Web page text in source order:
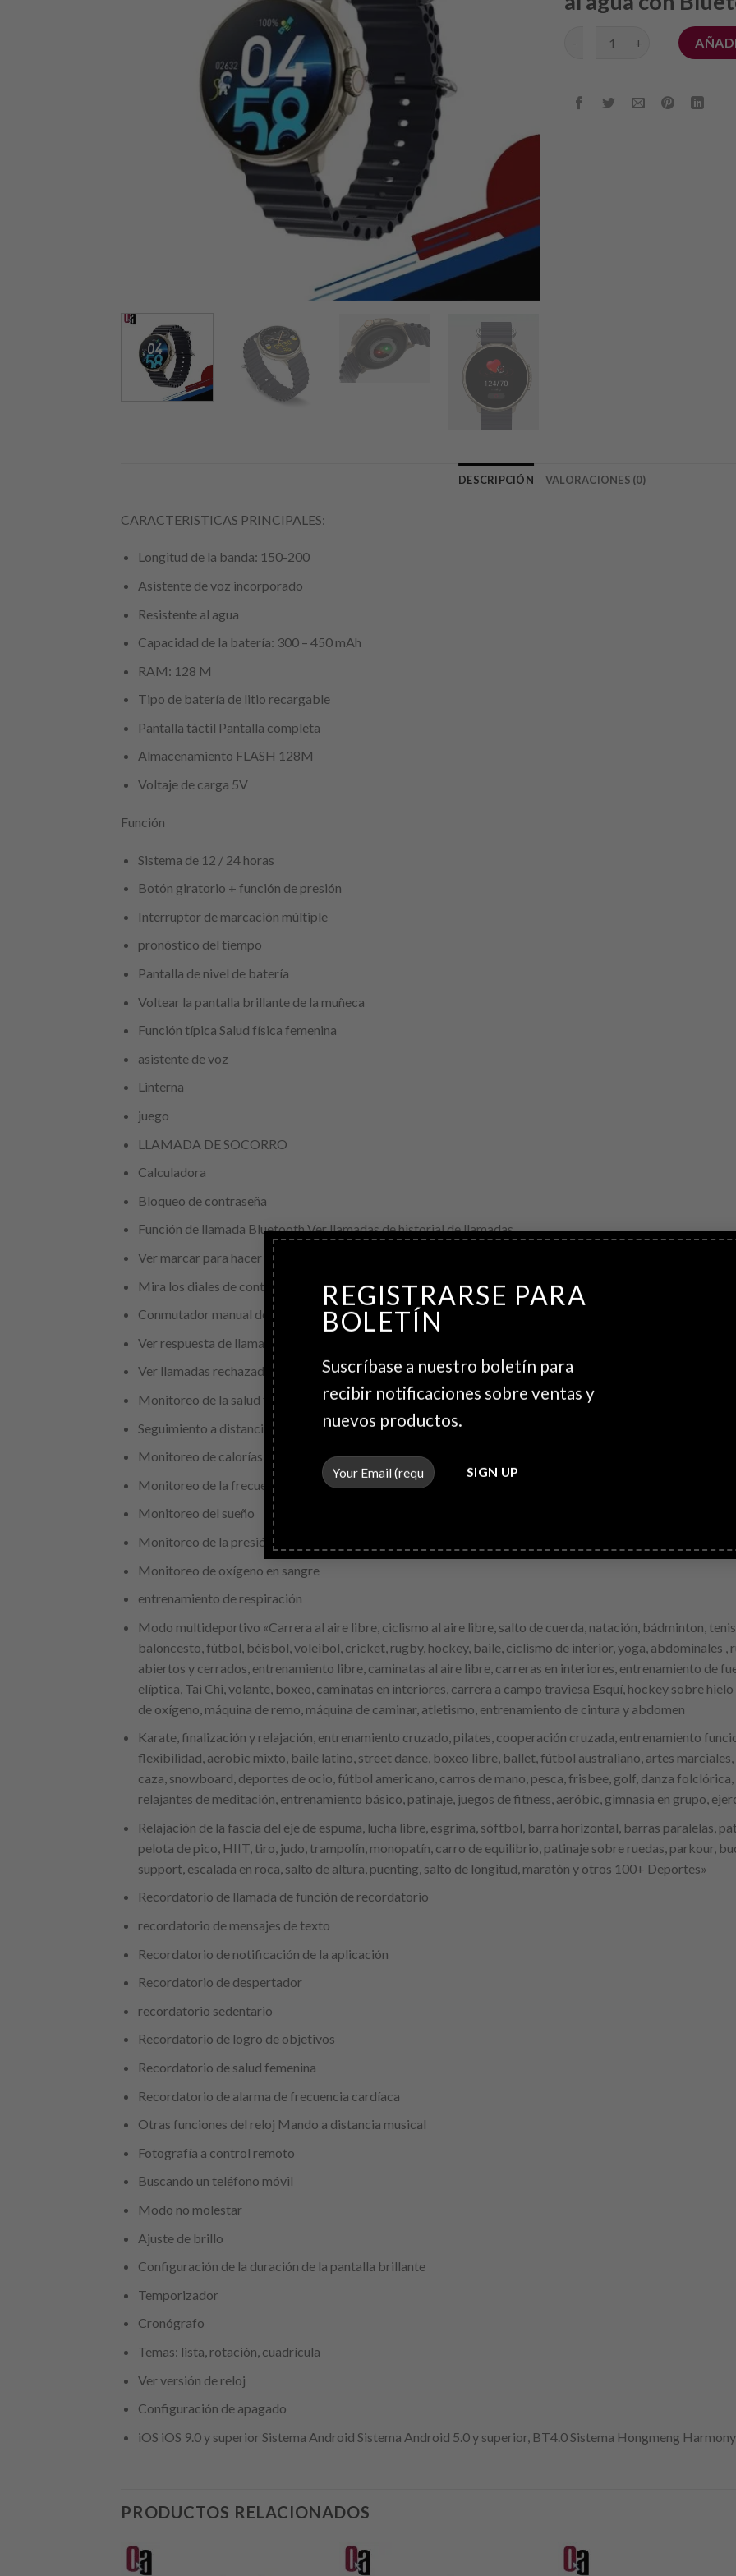
REGISTRARSE PARA
BOLETÍN
Suscríbase a nuestro boletín para
recibir notificaciones sobre ventas y
nuevos productos.
SmartWatch LC306 cantidad
DESCRIPCIÓN VALORACIONES (0)
CARACTERISTICAS PRINCIPALES:
Longitud de la banda: 150-200
Asistente de voz incorporado
Resistente al agua
Capacidad de la batería: 300 – 450 mAh
RAM: 128 M
Tipo de batería de litio recargable
Pantalla táctil Pantalla completa
Almacenamiento FLASH 128M
Voltaje de carga 5V
Función
Sistema de 12 / 24 horas
Botón giratorio + función de presión
Interruptor de marcación múltiple
pronóstico del tiempo
Pantalla de nivel de batería
Voltear la pantalla brillante de la muñeca
Función típica Salud física femenina
asistente de voz
Linterna
juego
LLAMADA DE SOCORRO
Calculadora
Bloqueo de contraseña
Función de llamada Bluetooth Ver llamadas de historial de llamadas
Ver marcar para hacer una llamada
Mira los diales de contacto
Conmutador manual de llamadas por Bluetooth
Ver respuesta de llamadas entrantes
Ver llamadas rechazadas
Monitoreo de la salud física Monitoreo de pasos
Seguimiento a distancia
Monitoreo de calorías
Monitoreo de la frecuencia cardíaca
Monitoreo del sueño
Monitoreo de la presión arterial
Monitoreo de oxígeno en sangre
entrenamiento de respiración
Modo multideportivo «Carrera al aire libre, ciclismo al aire libre, salto de cuerda, natación, bádminton,
baloncesto, fútbol, ​​béisbol, voleibol, cricket, rugby, hockey, baile, ciclismo de interior, yoga, abdominales ,
abiertos y cerrados, entrenamiento libre, caminatas al aire libre, carreras en interiores, entrenamiento de
elíptica, Tai Chi, volante, boxeo, caminatas en interiores, carrera a campo traviesa Esquí, hockey sobre
de oxígeno, máquina de remo, máquina de caminar, atletismo, entrenamiento de cintura y abdomen
Karate, finalización y relajación, entrenamiento cruzado, pilates, cooperación cruzada, entrenamiento
flexibilidad, aerobic mixto, baile latino, street dance, boxeo libre, ballet, fútbol australiano, artes marciales,
caza, snowboard, deportes de ocio, fútbol americano, carros de mano, pesca, frisbee, golf, danza
relajantes de meditación, entrenamiento básico, patinaje, juegos de fitness, aeróbic, gimnasia en grupo,
Relajación de la fascia del eje de espuma, lucha libre, esgrima, sóftbol, ​​barra horizontal, barras paralelas,
pelota de pico, HIIT, tiro, judo, trampolín, monopatín, carro de equilibrio, patinaje sobre ruedas, parkour,
support, escalada en roca, salto de altura, puenting, salto de longitud, maratón y otros 100+ Deportes»
Recordatorio de llamada de función de recordatorio
recordatorio de mensajes de texto
Recordatorio de notificación de la aplicación
Recordatorio de despertador
recordatorio sedentario
Recordatorio de logro de objetivos
Recordatorio de salud femenina
Recordatorio de alarma de frecuencia cardíaca
Otras funciones del reloj Mando a distancia musical
Fotografía a control remoto
Buscando un teléfono móvil
Modo no molestar
Ajuste de brillo
Configuración de la duración de la pantalla brillante
Temporizador
Cronógrafo
Temas: lista, rotación, cuadrícula
Ver versión de reloj
Configuración de apagado
iOS iOS 9.0 y superior Sistema Android Sistema Android 5.0 y superior, BT4.0 Sistema Hongmeng
PRODUCTOS RELACIONADOS